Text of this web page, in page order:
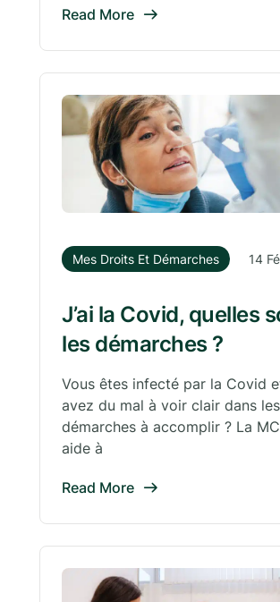
Read More
Mes Droits Et Démarches 14
J’ai la Covid, quelles
les démarches ?
Vous êtes infecté par la Covid
avez du mal à voir clair dans les
démarches à accomplir ? La
aide à
Read More